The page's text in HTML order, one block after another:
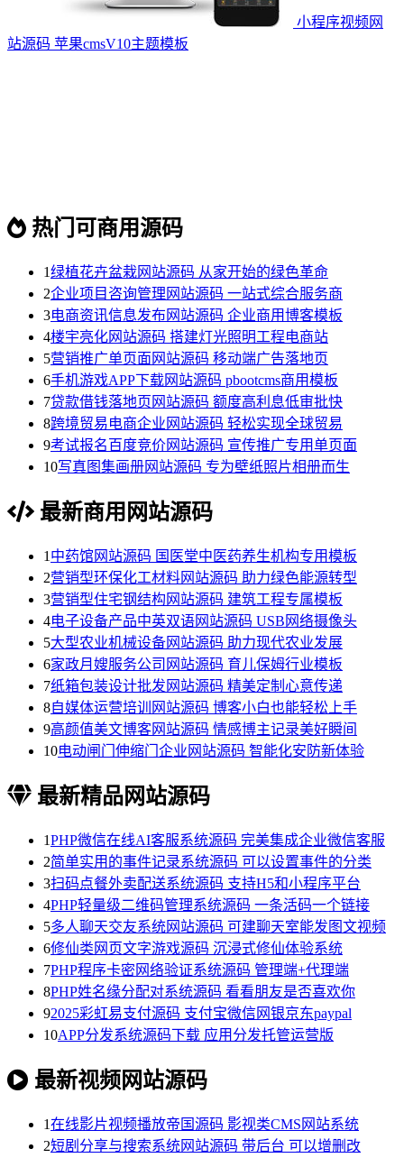
小程序视频网
站源码 苹果cmsV10主题模板
热门可商用源码
1绿植花卉盆栽网站源码 从家开始的绿色革命
2企业项目咨询管理网站源码 一站式综合服务商
3电商资讯信息发布网站源码 企业商用博客模板
4楼宇亮化网站源码 搭建灯光照明工程电商站
5营销推广单页面网站源码 移动端广告落地页
6手机游戏APP下载网站源码 pbootcms商用模板
7贷款借钱落地页网站源码 额度高利息低审批快
8跨境贸易电商企业网站源码 轻松实现全球贸易
9考试报名百度竞价网站源码 宣传推广专用单页面
10写真图集画册网站源码 专为壁纸照片相册而生
最新商用网站源码
1 中药馆网站源码 国医堂中医药养生机构专用模板
2营销型环保化工材料网站源码 助力绿色能源转型
3营销型住宅钢结构网站源码 建筑工程专属模板
4电子设备产品中英双语网站源码 USB网络摄像头
5大型农业机械设备网站源码 助力现代农业发展
6家政月嫂服务公司网站源码 育儿保姆行业模板
7纸箱包装设计批发网站源码 精美定制心意传递
8自媒体运营培训网站源码 博客小白也能轻松上手
9高颜值美文博客网站源码 情感博主记录美好瞬间
10电动闸门伸缩门企业网站源码 智能化安防新体验
最新精品网站源码
1PHP微信在线AI客服系统源码 完美集成企业微信客服
2简单实用的事件记录系统源码 可以设置事件的分类
3扫码点餐外卖配送系统源码 支持H5和小程序平台
4PHP轻量级二维码管理系统源码 一条活码一个链接
5多人聊天交友系统网站源码 可建聊天室能发图文视频
6修仙类网页文字游戏源码 沉浸式修仙体验系统
7PHP程序卡密网络验证系统源码 管理端+代理端
8PHP姓名缘分配对系统源码 看看朋友是否喜欢你
92025彩虹易支付源码 支付宝微信网银京东paypal
10APP分发系统源码下载 应用分发托管运营版
最新视频网站源码
1在线影片视频播放帝国源码 影视类CMS网站系统
2短剧分享与搜索系统网站源码 带后台 可以增删改